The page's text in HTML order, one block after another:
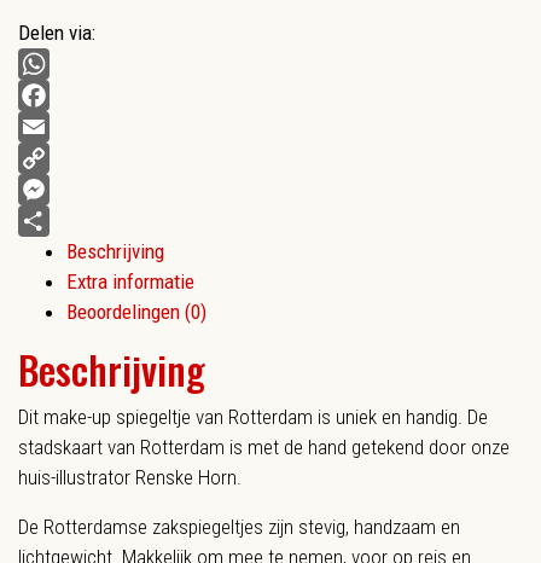
Delen via:
WhatsApp
Facebook
Email
Copy
Link
Messenger
Delen
Beschrijving
Extra informatie
Beoordelingen (0)
Beschrijving
Dit make-up spiegeltje van Rotterdam is uniek en handig. De
stadskaart van Rotterdam is met de hand getekend door onze
huis-illustrator Renske Horn.
De Rotterdamse zakspiegeltjes zijn stevig, handzaam en
lichtgewicht. Makkelijk om mee te nemen, voor op reis en